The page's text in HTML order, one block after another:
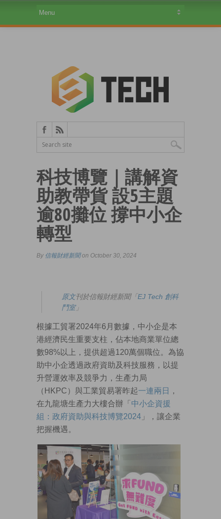
科技博覽｜講解資
助教帶貨 設5主題
逾80攤位 撐中小企
轉型
By 信報財經新聞on October 30, 2024
原文刊於信報財經新聞「EJ Tech 創科
鬥室」
根據工貿署2024年6月數據，中小企是本
港經濟民生重要支柱，佔本地商業單位總
數98%以上，提供超過120萬個職位。為協
助中小企透過政府資助及科技服務，以提
升營運效率及競爭力，生產力局
（HKPC）與工業貿易署昨起一連兩日
，
在九龍塘生產力大樓合辦「 中小企資援
組：政府資助與科技博覽2024 」，讓企業
把握機遇。